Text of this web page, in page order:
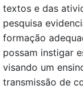
textos e das
pesquisa
formação
possam instigar
visando um
transmissão de